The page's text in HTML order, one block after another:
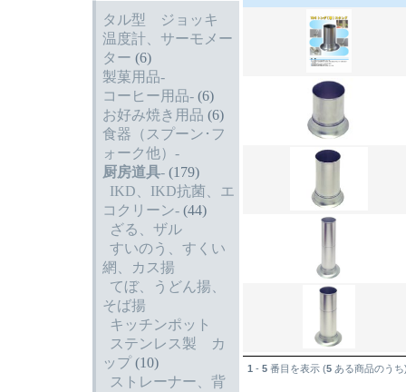
タル型 ジョッキ
温度計、サーモメー
ター (6)
製菓用品-
コーヒー用品- (6)
お好み焼き用品 (6)
食器（スプーン･フ
ォーク他）-
厨房道具- (179)
IKD、IKD抗菌、エ
コクリーン- (44)
ざる、ザル
すいのう、すくい
網、カス揚
てぼ、うどん揚、
そば揚
キッチンポット
ステンレス製 カ
ップ(10)
ストレーナー、背
1 - 5 番目を表示 (5 ある商品のう